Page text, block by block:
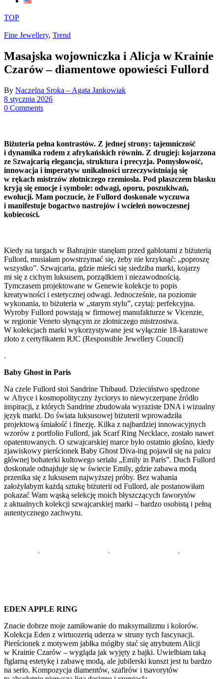
TOP
Fine Jewellery, Trend
Masajska wojowniczka i Alicja w Krainie
Czarów – diamentowe opowieści Fullord
By Naczelna Sroka – Agata Jankowiak
8 stycznia 2026
0 Comments
Biżuteria pełna kontrastów. Z jednej strony: tajemniczość
i dynamika rodem z afrykańskich równin. Z drugiej: kojarzona
ze Szwajcarią elegancja, struktura i precyzja. Pomysłowość,
innowacja i imperatyw unikalności urzeczywistniają się
w rękach mistrzów złotniczego rzemiosła. Pod płaszczem blasku
kryją się emocje i symbole: odwagi, oporu, poszukiwań,
ewolucji. Mam poczucie, że Fullord doskonale wyczuwa
i manifestuje bogactwo nastrojów i wcieleń nowoczesnej
kobiecości.
Kiedy na targach w Bahrajnie stanęłam przed gablotami z biżuterią
Fullord, musiałam powstrzymać się, żeby nie krzyknąć: „poproszę
wszystko”. Szwajcaria, gdzie mieści się siedziba marki, kojarzy
mi się z cichym luksusem, porządkiem i niezawodnością.
Tymczasem projektowane w Genewie kolekcje to popis
kreatywności i estetycznej odwagi. Jednocześnie, na poziomie
wykonania, to biżuteria w „starym stylu”, czytaj: perfekcyjna.
Wyroby Fullord powstają w firmowej manufakturze w Vicenzie,
w regionie Veneto słynącym ze złotniczego mistrzostwa.
W kolekcjach marki wykorzystywane jest wyłącznie 18-karatowe
złoto z certyfikatem RJC (Responsible Jewellery Council)
.
Baby Ghost in Paris
Na czele Fullord stoi Sandrine Thibaud. Dzieciństwo spędzone
w Afryce i kosmopolityczny życiorys to niewyczerpane źródło
inspiracji, z których Sandrine zbudowała wyraziste DNA i wizualny
język marki. Do świata luksusowej biżuterii wprowadziła
projektową śmiałość i finezję. Kilka z najbardziej innowacyjnych
wzorów z portfolio Fullord, jak Scarf Ring Necklace, zostało nawet
opatentowanych. O szwajcarskiej marce było ostatnio głośno, kiedy
zjawiskowy pierścionek Baby Ghost Diva-ing pojawił się na palcu
głównej bohaterki kultowego serialu „Emily in Paris”. Duch Fullord
doskonale odnajduje się w świecie Emily, gdzie zabawa modą
przenika się z luksusem najwyższej próby. Bez wahania
założyłabym każdą sztukę biżuterii od Fullord, ale postanowiłam
pokazać Wam wąską selekcję moich błyszczących faworytów
z aktualnych kolekcji szwajcarskiej marki – bardzo osobistą i pełną
autentycznego zachwytu.
EDEN APPLE RING
Znacie dobrze moje zamiłowanie do maksymalizmu i kolorów.
Kolekcja Eden z wirtuozerią uderza w struny tych fascynacji.
Pierścionek z motywem jabłka mógłby stać się atrybutem Alicji
w Krainie Czarów – wygląda jak wyjęty z bajki. Uwielbiam taką
figlarną estetykę i zabawę modą, ale jubilerski kunszt jest tu bardzo
na serio. Kompozycja diamentów, szafirów i tsavorytów